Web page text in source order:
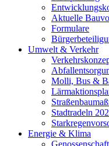
Aktuelle
Formulare
Umwelt & Verkehr
Molli, Bus &
Stadtradeln
Energie & Klima